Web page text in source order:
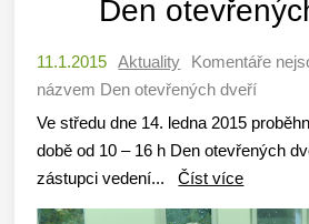
Den
11.1.2015 Aktuality Komentáře
názvem Den otevřených dveří
Ve středu dne 14. ledna 2015
době od 10 – 16 h Den otevřených
zástupci vedení...Číst více